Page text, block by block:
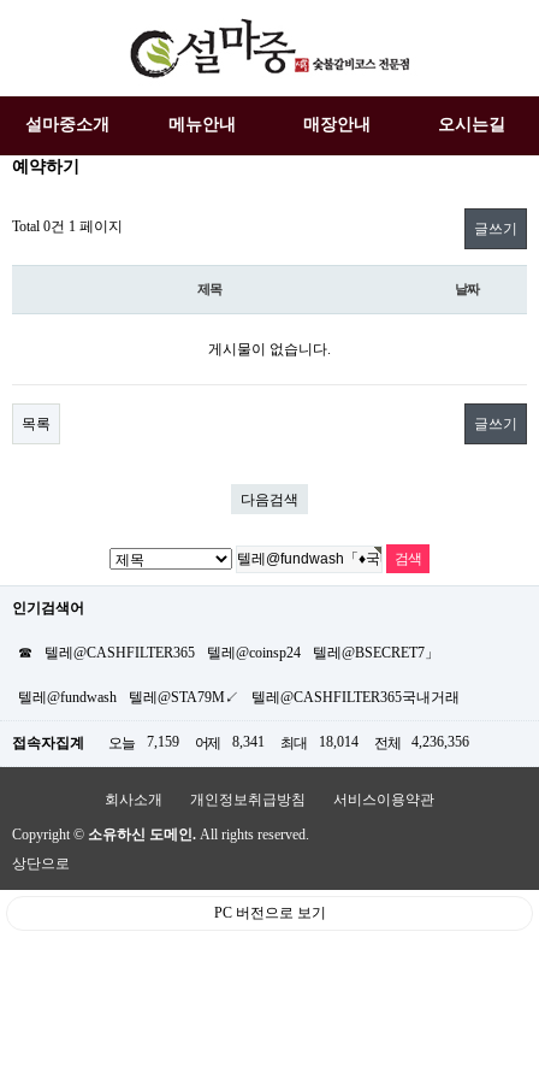
설마중소개 메뉴안내 매장안내 오시는길
예약하기
Total 0건 1 페이지 글쓰기
제목 날짜
게시물이 없습니다.
목록 글쓰기
다음검색
인기검색어
☎ 텔레@CASHFILTER365 텔레@coinsp24 텔레@BSECRET7」
텔레@fundwash 텔레@STA79M↙ 텔레@CASHFILTER365국내거래
접속자집계 오늘 7,159 어제 8,341 최대 18,014 전체 4,236,356
회사소개 개인정보취급방침 서비스이용약관
Copyright © 소유하신 도메인. All rights reserved.
상단으로
PC 버전으로 보기